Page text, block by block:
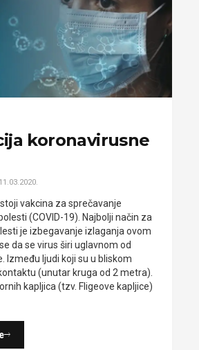
koronavirusne
11.03.2020.
vakcina za sprečavanje
(COVID-19). Najbolji način za
je izbegavanje izlaganja ovom
da se virus širi uglavnom od
Između ljudi koji su u bliskom
(unutar kruga od 2 metra).
kapljica (tzv. Fligeove kapljice)